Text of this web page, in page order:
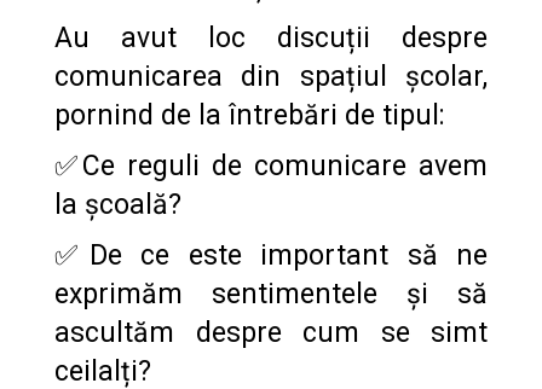
Au avut loc discuții despre
comunicarea din spațiul școlar,
pornind de la întrebări de tipul:
✅Ce reguli de comunicare avem
la școală?
✅ De ce este important să ne
exprimăm sentimentele și să
ascultăm despre cum se simt
ceilalți?